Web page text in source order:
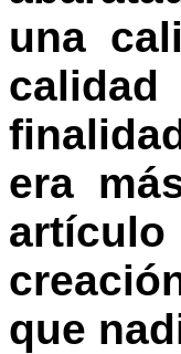
una
era
que